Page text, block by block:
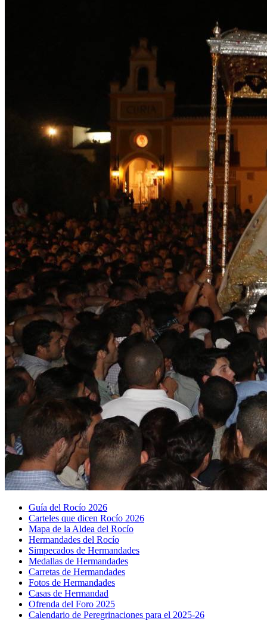
Guía del Rocío 2026
Carteles que dicen Rocío 2026
Mapa de la Aldea del Rocío
Hermandades del Rocío
Simpecados de Hermandades
Medallas de Hermandades
Carretas de Hermandades
Fotos de Hermandades
Casas de Hermandad
Ofrenda del Foro 2025
Calendario de Peregrinaciones para el 2025-26